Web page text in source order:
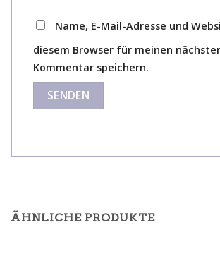
Name, E-Mail-Adresse und
diesem Browser für meinen
Kommentar speichern.
ÄHNLICHE PRODUKTE